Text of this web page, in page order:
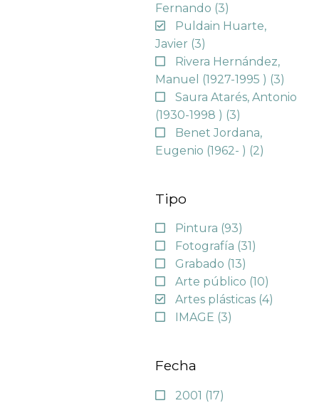
Fernando (3)
Puldain Huarte,
Javier (3)
Rivera Hernández,
Manuel (1927-1995 ) (3)
Saura Atarés, Antonio
(1930-1998 ) (3)
Benet Jordana,
Eugenio (1962- ) (2)
Tipo
Pintura (93)
Fotografía (31)
Grabado (13)
Arte público (10)
Artes plásticas (4)
IMAGE (3)
Fecha
2001 (17)